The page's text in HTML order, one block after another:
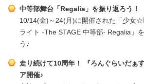
中等部舞台「Regalia」を振り返ろう！
10/14(金)～24(月)に開催された「少女
ライト -The STAGE 中等部- Regalia」
う♪
走り続けて10周年！ 『ろんぐらいだぁ
ア開催♪